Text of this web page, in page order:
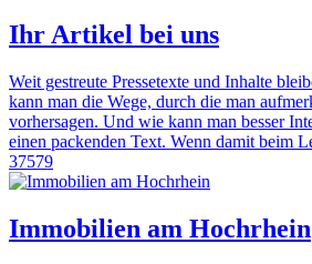
Ihr Artikel bei uns
Weit gestreute Pressetexte und Inhalte
kann man die Wege, durch die man
vorhersagen. Und wie kann man besser
einen packenden Text. Wenn damit beim
37579
Immobilien am Hochrhein